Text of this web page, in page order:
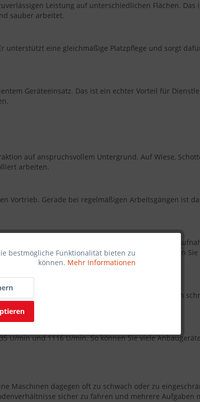
Leistung auf unterschiedlichen Flächen. Das
sauber arbeitet.
eine gleichmäßige Platzpflege und sorgt
Geräteeinsatz. Das ist ein echter Vorteil für
auf anspruchsvollem Untergrund. Auf Wiese,
arbeiten.
Vortrieb. Gerade bei regelmäßigen Arbeitsgängen ist
Allrad 4x4, 25 PS, 4-Zylinder-Motor, 3-Punkt-
Das macht ihn besonders interessant, wenn
Mini auch dort beweglich, wo größere Maschinen
U/min und 1116 U/min. So können Sie viele
Maschinen dagegen oft zu schwach oder zu
sicher zu fahren und mehrere Aufgaben
Aktiv
bestmögliche Funktionalität bieten zu
können. Mehr Informationen